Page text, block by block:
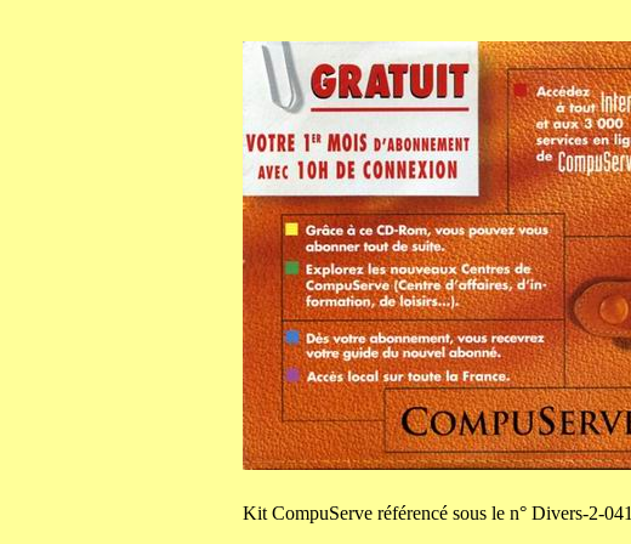
Kit CompuServe référencé sous le n° Divers-2-041